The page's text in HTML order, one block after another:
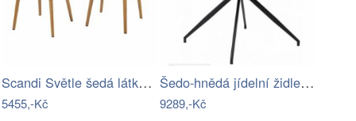
Scandi Světle šedá látková jídelní…
5455,-Kč
Šedo-hnědá jídelní židle ZUIVER DOULTON
9289,-Kč